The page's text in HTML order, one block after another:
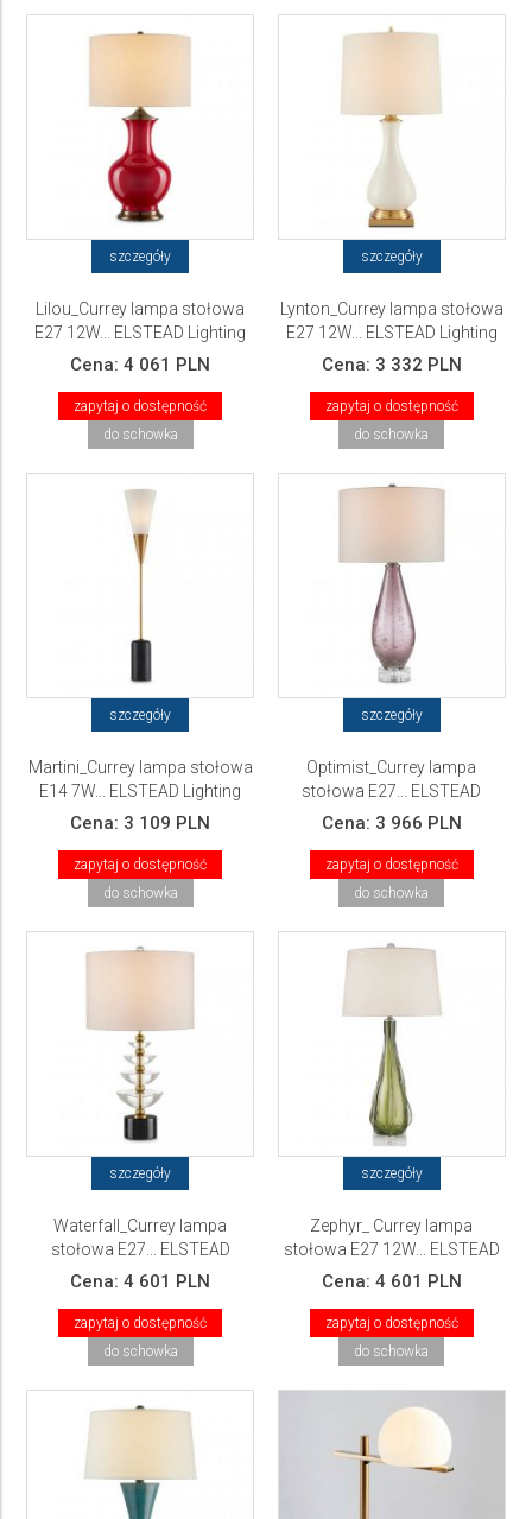
szczegóły
Lilou_Currey lampa stołowa
E27 12W... ELSTEAD Lighting
Cena:4 061 PLN
zapytaj o dostępność
do schowka
szczegóły
Lynton_Currey lampa stołowa
E27 12W... ELSTEAD Lighting
Cena: 3 332 PLN
zapytaj o dostępność
do schowka
szczegóły
Martini_Currey lampa stołowa
E14 7W... ELSTEAD Lighting
Cena: 3 109 PLN
zapytaj o dostępność
do schowka
szczegóły
Optimist_Currey lampa
stołowa E27... ELSTEAD
Lighting
Cena: 3 966 PLN
zapytaj o dostępność
do schowka
szczegóły
Waterfall_Currey lampa
stołowa E27... ELSTEAD
Lighting
Cena:4 601 PLN
zapytaj o dostępność
do schowka
szczegóły
Zephyr_ Currey lampa
stołowa E27 12W... ELSTEAD
Lighting
Cena: 4 601 PLN
zapytaj o dostępność
do schowka